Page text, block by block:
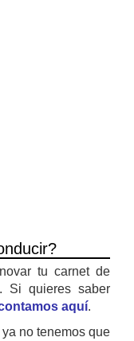
tu carnet de
Si quieres saber
aquí.
no tenemos que